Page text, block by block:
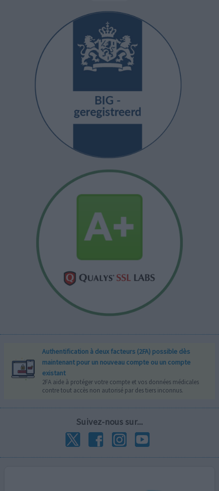
Authentification à deux facteurs (2FA) possible dès
maintenant pour un nouveau compte ou un compte
existant
2FA aide à protéger votre compte et vos données médicales
contre tout accès non autorisé par des tiers inconnus.
Suivez-nous sur...